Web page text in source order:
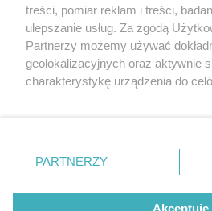
Nie zapomnij
zapoznać się z:
polityką prywatności regulamin
Twojemiasto
Piekary Śląskie
Chorzów
Tarnowskie Góry
Gliwice
treści, pomiar reklam i treści,
ulepszanie usług. Za zgodą
Partnerzy możemy używać
geolokalizacyjnych oraz aktywnie
charakterystykę urządzenia do
zmienić/wycofać klikając przycisk
znajdujący się w lewym dolnym
rodzaje przetwarzania danych nie
użytkownika, ale masz prawo
PARTNERZY
Akceptuję